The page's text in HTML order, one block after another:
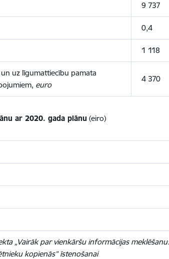
9 737
0,4
1 118
uz līgumattiecību pamata
euro
4 370
ar 2020. gada plānu (eiro)
„Vairāk par vienkāršu informācijas meklēšanu:
kopienās” īstenošanai